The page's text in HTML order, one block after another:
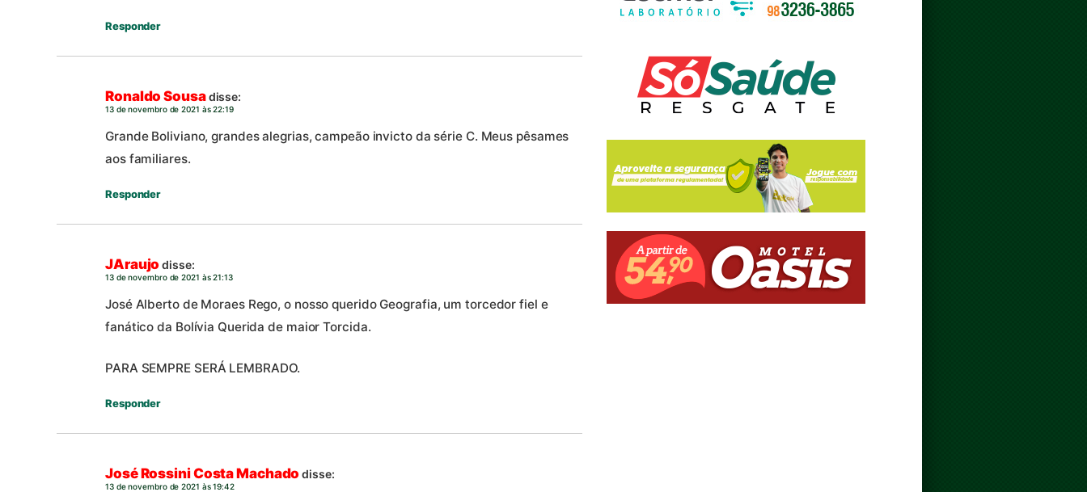
Responder
Ronaldo Sousadisse:
13 de novembro de 2021 às 22:19
Grande Boliviano, grandes alegrias, campeão invicto da série C. Meus pêsames
aos familiares.
Responder
JAraujo disse:
13 de novembro de 2021 às 21:13
José Alberto de Moraes Rego, o nosso querido Geografia, um torcedor fiel e
fanático da Bolívia Querida de maior Torcida.
PARA SEMPRE SERÁ LEMBRADO.
Responder
José Rossini Costa Machado disse:
13 de novembro de 2021 às 19:42